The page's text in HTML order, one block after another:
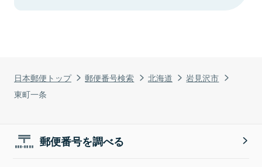
日本郵便トップ 郵便番号検索 北海道
岩見沢市
東町一条
郵便番号を調べる